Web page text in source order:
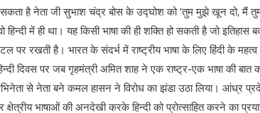
है नेता जी सुभाश चंद्र बोस के उद्घोश को ‘तुम मुझे खून दो, मैं
में ही था। यह किसी भाषा की ही शक्ति हो सकती है जो
पर रखती है। भारत के संदर्भ में राष्ट्रीय भाषा के लिए हिंदी के
दिवस पर जब गृहमंत्री अमित शाह ने एक राष्ट्र-एक भाषा की
से नेता बने कमल हासन ने विरोध का झंडा उठा लिया। आंध्र
भाषाओं की अनदेखी करके हिन्दी को प्रोत्साहित करने का